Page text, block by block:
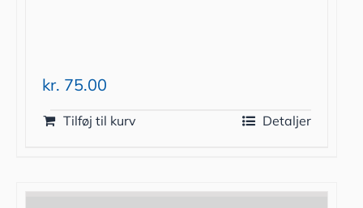
kr. 75.00
Tilføj til kurv Detaljer